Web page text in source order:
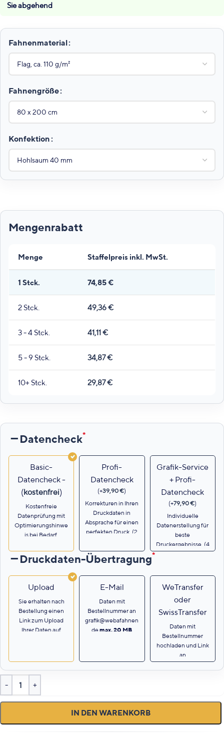
Sie abgehend
Fahnenmaterial
Fahnengröße
Konfektion
Menge Staffelpreis inkl. MwSt.
1 Stck. 74,85€
2 Stck. 49,36€
3 - 4 Stck. 41,11€
5 - 9 Stck. 34,87€
10+ Stck. 29,87€
Datencheck*
Basic-
Datencheck -
(kostenfrei)
Kostenfreie
Datenprüfung mit
Optimierungshinwe
is bei Bedarf.
Profi-
Datencheck
(+39,90€)
Korrekturen in Ihren
Druckdaten in
Absprache für einen
perfekten Druck. (2
Grafik-Service
+ Profi-
Datencheck
(+79,90€)
Individuelle
Datenerstellung für
beste
Druckergebnisse. (4
AE)
Druckdaten-Übertragung*
Upload
Sie erhalten nach
Bestellung einen
Link zum Upload
Ihrer Daten auf
E-Mail
Daten mit
Bestellnummer an
grafik@webafahnen
.demax. 20 MB
WeTransfer
oder
SwissTransfer
Daten mit
Bestellnummer
hochladen und Link
an
grafik@webafahnen
IN DEN WARENKORB